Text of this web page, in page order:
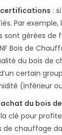
certifications :
Par exemple,
sont gérées de
Bois de
du bois de
certain
(inférieur
du bois
clé pour
de chauffage